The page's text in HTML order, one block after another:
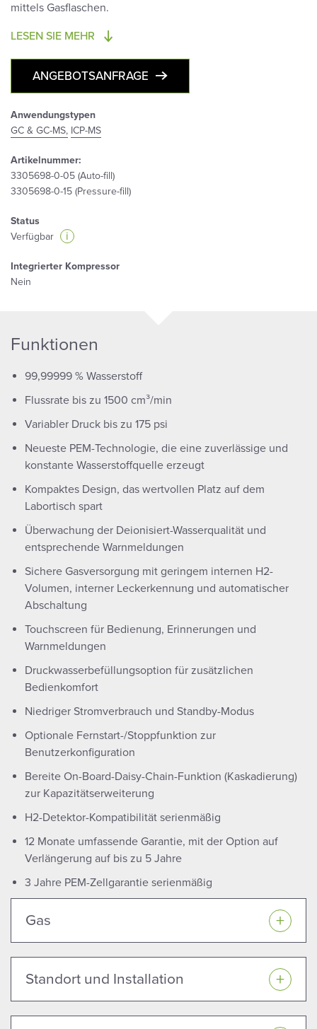
Anwendungstypen
GC & GC-MS, ICP-MS
Artikelnummer:
3305698-0-05 (Auto-fill)
3305698-0-15 (Pressure-fill)
Status
Verfügbar
i
Integrierter Kompressor
Nein
mittels Gasflaschen.
LESEN SIE MEHR
ANGEBOTSANFRAGE
Funktionen
99,99999 % Wasserstoff
Flussrate bis zu 1500 cm³/min
Variabler Druck bis zu 175 psi
Neueste PEM-Technologie, die eine zuverlässige und
konstante Wasserstoffquelle erzeugt
Kompaktes Design, das wertvollen Platz auf dem
Labortisch spart
Überwachung der Deionisiert-Wasserqualität und
entsprechende Warnmeldungen
Sichere Gasversorgung mit geringem internen H2-
Volumen, interner Leckerkennung und automatischer
Abschaltung
Touchscreen für Bedienung, Erinnerungen und
Warnmeldungen
Druckwasserbefüllungsoption für zusätzlichen
Bedienkomfort
Niedriger Stromverbrauch und Standby-Modus
Optionale Fernstart-/Stoppfunktion zur
Benutzerkonfiguration
Bereite On-Board-Daisy-Chain-Funktion (Kaskadierung)
zur Kapazitätserweiterung
H2-Detektor-Kompatibilität serienmäßig
12 Monate umfassende Garantie, mit der Option auf
Verlängerung auf bis zu 5 Jahre
3 Jahre PEM-Zellgarantie serienmäßig
Gas
Standort und Installation